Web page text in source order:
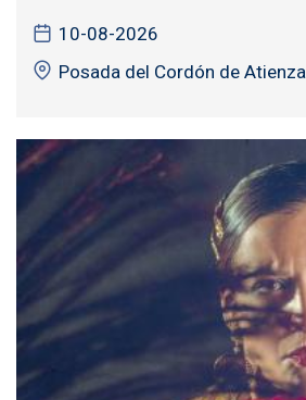
10-08-2026
Posada del Cordón de Atienza